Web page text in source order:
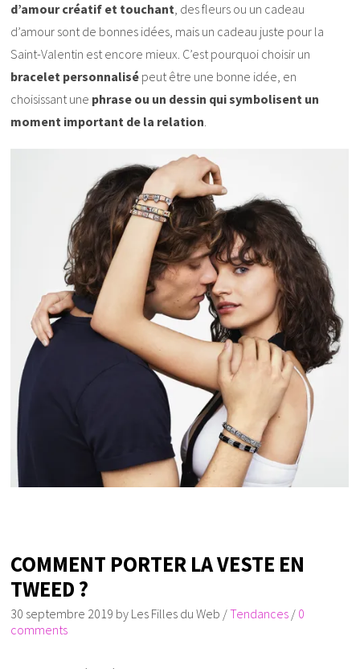
d’amour créatif et touchant, des fleurs ou un cadeau
d’amour sont de bonnes idées, mais un cadeau juste pour la
Saint-Valentin est encore mieux. C’est pourquoi choisir un
bracelet personnalisé peut être une bonne idée, en
choisissant une phrase ou un dessin qui symbolisent un
moment important de la relation.
COMMENT PORTER LA VESTE EN
TWEED ?
30 septembre 2019 by Les Filles du Web /Tendances / 0
comments